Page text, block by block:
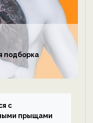
подборка
с
прыщами